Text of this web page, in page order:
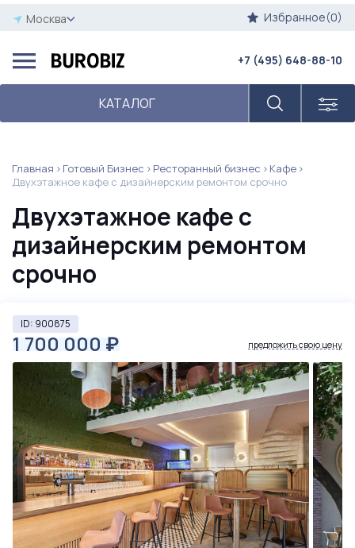
Москва Избранное(0)
КАТАЛОГ
+7 (495) 648-88-10
Главная Готовый Бизнес Ресторанный бизнес
Кафе
Двухэтажное кафе с дизайнерским ремонтом срочно
Двухэтажное кафе с
дизайнерским ремонтом
срочно
ID: 900875
1 700 000 ₽ предложить свою цену